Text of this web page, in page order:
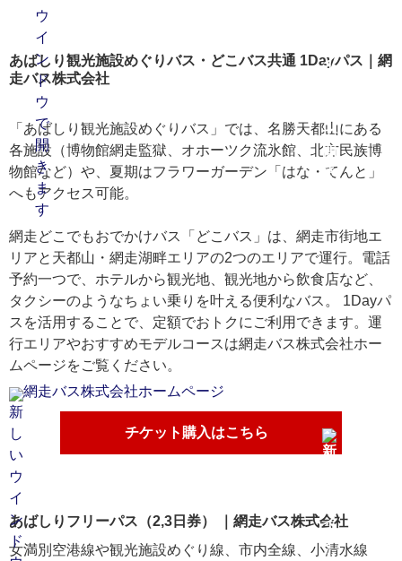
あばしり観光施設めぐりバス・どこバス共通 1Dayパス｜網
走バス株式会社
「あばしり観光施設めぐりバス」では、名勝天都山にある
各施設（博物館網走監獄、オホーツク流氷館、北方民族博
物館など）や、夏期はフラワーガーデン「はな・てんと」
へもアクセス可能。
網走どこでもおでかけバス「どこバス」は、網走市街地エ
リアと天都山・網走湖畔エリアの2つのエリアで運行。電話
予約一つで、ホテルから観光地、観光地から飲食店など、
タクシーのようなちょい乗りを叶える便利なバス。 1Dayパ
スを活用することで、定額でおトクにご利用できます。運
行エリアやおすすめモデルコースは網走バス株式会社ホー
ムページをご覧ください。
網走バス株式会社ホームページ
チケット購入はこちら
あばしりフリーパス（2,3日券） ｜網走バス株式会社
女満別空港線や観光施設めぐり線、市内全線、小清水線